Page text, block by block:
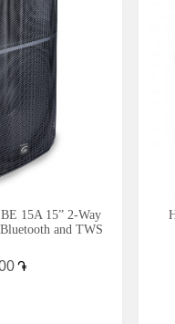
15A 15” 2-Way
and TWS
֏